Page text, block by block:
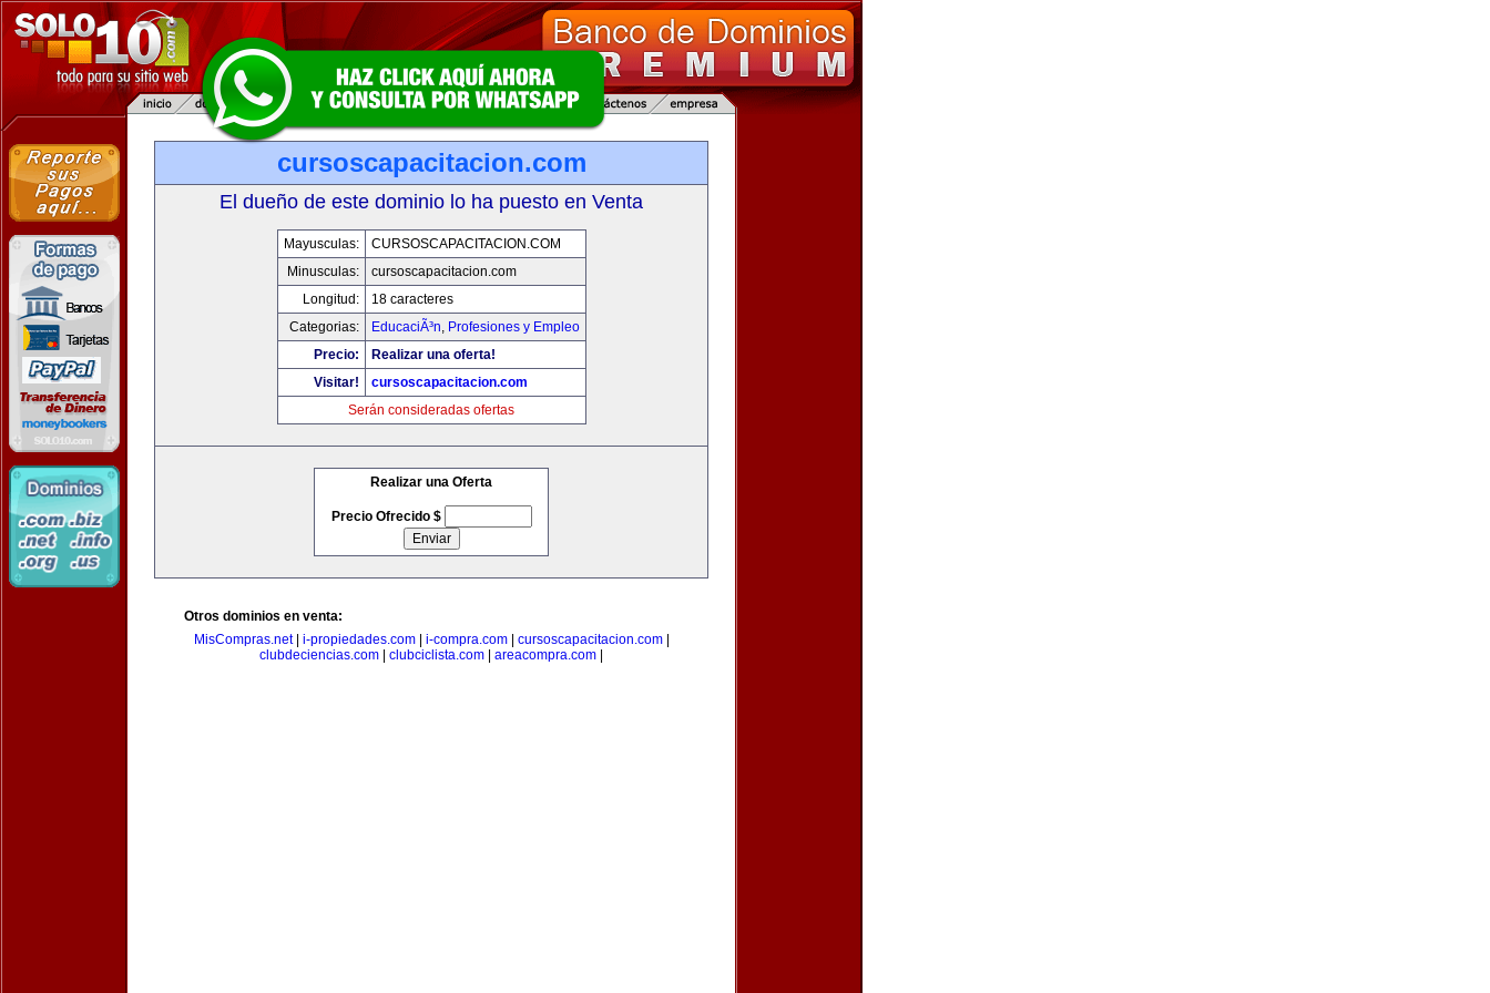
cursoscapacitacion.com
El dueño de este dominio lo ha puesto en Venta
Mayusculas:
CURSOSCAPACITACION.COM
Minusculas:
cursoscapacitacion.com
Longitud:
18 caracteres
Categorias:
EducaciÃ³n, Profesiones y Empleo
Precio:
Realizar una oferta!
Visitar!
cursoscapacitacion.com
Serán consideradas ofertas
Realizar una Oferta
Precio Ofrecido $
Otros dominios en venta:
MisCompras.net| i-propiedades.com| i-compra.com| cursoscapacitacion.com|
clubdeciencias.com
clubciclista.com areacompra.com